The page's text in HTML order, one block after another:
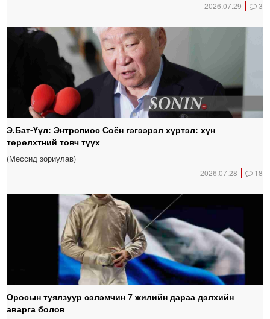
2026.07.29 3
Э.Бат-Үүл: Энтропиос Соён гэгээрэл хүртэл: хүн
төрөлхтний товч түүх
(Мессид зориулав)
2026.07.28 18
Оросын туялзуур сэлэмчин 7 жилийн дараа дэлхийн
аварга болов